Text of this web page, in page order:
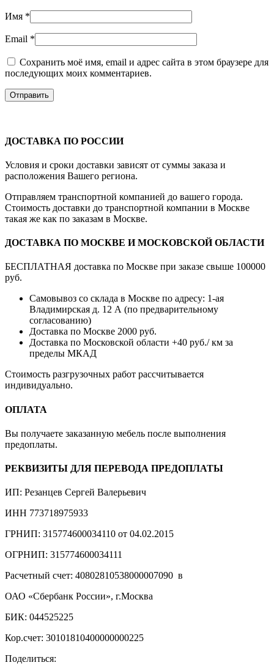
Имя *
Email *
Сохранить моё имя, email и адрес сайта в этом браузере для
последующих моих комментариев.
ДОСТАВКА ПО РОССИИ
Условия и сроки доставки зависят от суммы заказа и
расположения Вашего региона.
Отправляем транспортной компанией до вашего города.
Стоимость доставки до транспортной компании в Москве
такая же как по заказам в Москве.
ДОСТАВКА ПО МОСКВЕ И МОСКОВСКОЙ ОБЛАСТИ
БЕСПЛАТНАЯ доставка по Москве при заказе свыше 100000
руб.
Самовывоз со склада в Москве по адресу: 1-ая
Владимирская д. 12 А (по предварительному
согласованию)
Доставка по Москве 2000 руб.
Доставка по Московской области +40 руб./ км за
пределы МКАД
Стоимость разгрузочных работ рассчитывается
индивидуально.
ОПЛАТА
Вы получаете заказанную мебель после выполнения
предоплаты.
РЕКВИЗИТЫ ДЛЯ ПЕРЕВОДА ПРЕДОПЛАТЫ
ИП: Резанцев Сергей Валерьевич
ИНН 773718975933
ГРНИП: 315774600034110 от 04.02.2015
ОГРНИП: 315774600034111
Расчетный счет: 40802810538000007090 в
ОАО «Сбербанк России», г.Москва
БИК: 044525225
Кор.счет: 30101810400000000225
Поделиться: